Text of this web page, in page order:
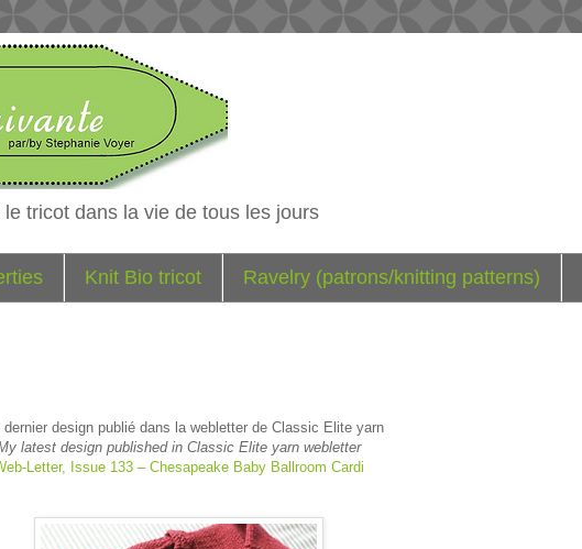
tricot dans la vie de tous les jours
Knit Bio tricot Ravelry (patrons/knitting patterns)
dernier design publié dans la webletter de Classic Elite yarn
latest design published in Classic Elite yarn webletter
Letter, Issue 133 – Chesapeake Baby Ballroom Cardi